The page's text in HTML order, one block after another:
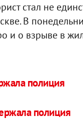
стал не
В
и о взрыве в
полиция
полиция